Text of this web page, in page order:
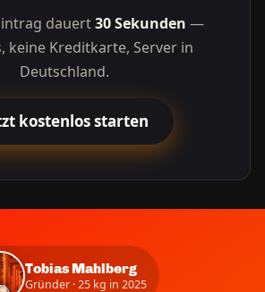
dauert30 Sekunden —
keine Kreditkarte, Server in
Deutschland.
kostenlos starten
Tobias Mahlberg
Gründer · 25 kg in 2025